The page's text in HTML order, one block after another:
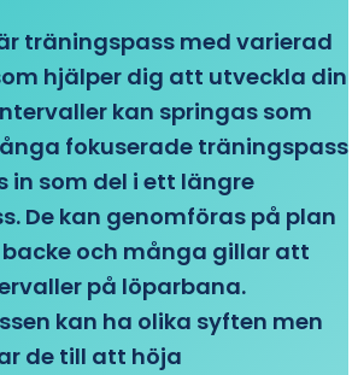
träningspass med varierad
hjälper dig att utveckla din
kan springas som
fokuserade träningspass
in som del i ett längre
De kan genomföras på plan
backe och många gillar att
på löparbana.
kan ha olika syften men
de till att höja